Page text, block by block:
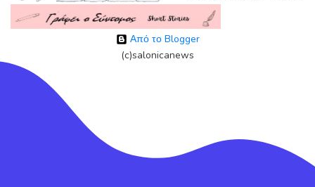
Από το Blogger
(c)salonicanews